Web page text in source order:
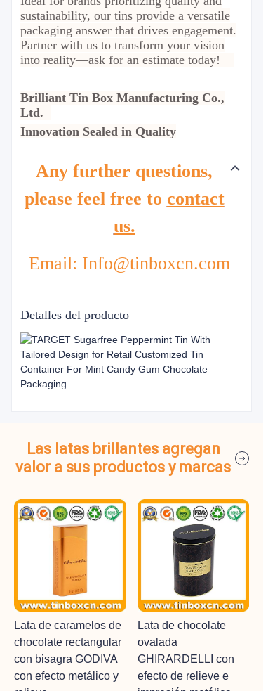
sustainability, our tins provide a versatile
packaging answer that drives engagement.
Partner with us to transform your vision
into reality—ask for an estimate today!
Brilliant Tin Box Manufacturing Co.,
Ltd.
Innovation Sealed in Quality
Any further questions,
please feel free to contact
us.
Email: Info@tinboxcn.com
Detalles del producto
Las latas brillantes agregan
valor a sus productos y marcas
Lata de caramelos de
chocolate rectangular
con bisagra GODIVA
con efecto metálico y
Lata de chocolate
ovalada
GHIRARDELLI con
efecto de relieve e